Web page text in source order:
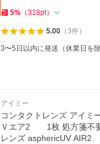
5% （318pt）
5.00（3件）
3〜5日以内に発送（休業日を除
アイミー
コンタクトレンズ アイミ
Ｖエア2 1枚 処方箋不
レンズ asphericUV AIR2